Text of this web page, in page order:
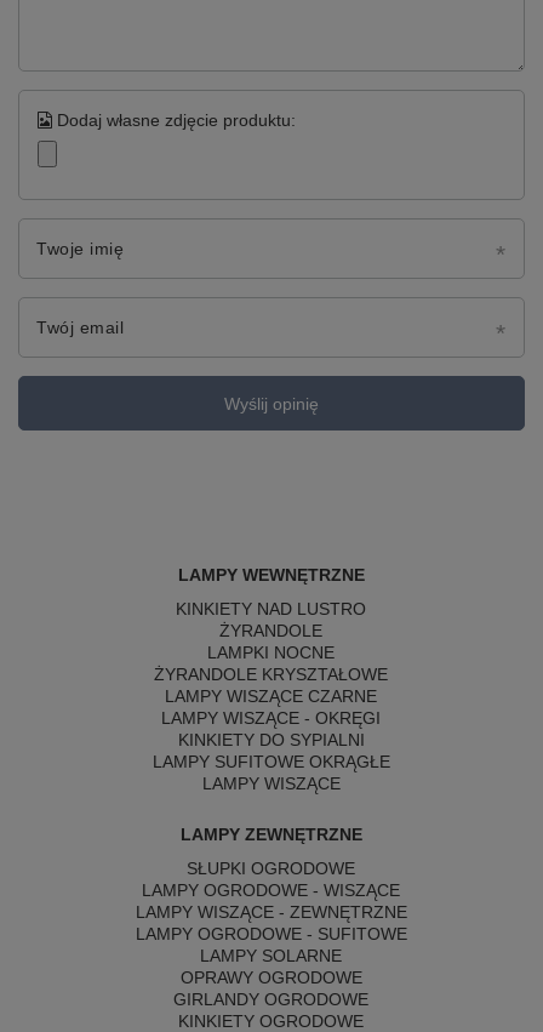
Dodaj własne zdjęcie produktu:
Twoje imię
Twój email
Wyślij opinię
LAMPY WEWNĘTRZNE
KINKIETY NAD LUSTRO
ŻYRANDOLE
LAMPKI NOCNE
ŻYRANDOLE KRYSZTAŁOWE
LAMPY WISZĄCE CZARNE
LAMPY WISZĄCE - OKRĘGI
KINKIETY DO SYPIALNI
LAMPY SUFITOWE OKRĄGŁE
LAMPY WISZĄCE
LAMPY ZEWNĘTRZNE
SŁUPKI OGRODOWE
LAMPY OGRODOWE - WISZĄCE
LAMPY WISZĄCE - ZEWNĘTRZNE
LAMPY OGRODOWE - SUFITOWE
LAMPY SOLARNE
OPRAWY OGRODOWE
GIRLANDY OGRODOWE
KINKIETY OGRODOWE